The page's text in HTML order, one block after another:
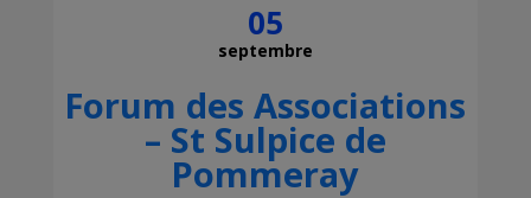
05
septembre
Forum des Associations
– St Sulpice de
Pommeray